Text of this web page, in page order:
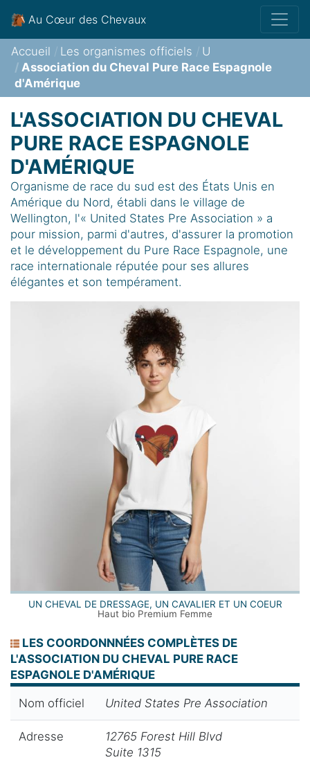
Au Cœur des Chevaux
Accueil Les organismes officiels
U
Association du Cheval Pure Race Espagnole
d'Amérique
L'ASSOCIATION DU CHEVAL
PURE RACE ESPAGNOLE
D'AMÉRIQUE
Organisme de race du sud est des États Unis en
Amérique du Nord, établi dans le village de
Wellington, l'« United States Pre Association » a
pour mission, parmi d'autres, d'assurer la promotion
et le développement du Pure Race Espagnole, une
race internationale réputée pour ses allures
élégantes et son tempérament.
UN CHEVAL DE DRESSAGE, UN CAVALIER ET UN COEUR
Haut bio Premium Femme
LES COORDONNNÉES COMPLÈTES DE
L'ASSOCIATION DU CHEVAL PURE RACE
ESPAGNOLE D'AMÉRIQUE
Nom officiel United States Pre Association
Adresse
12765 Forest Hill Blvd
Suite 1315